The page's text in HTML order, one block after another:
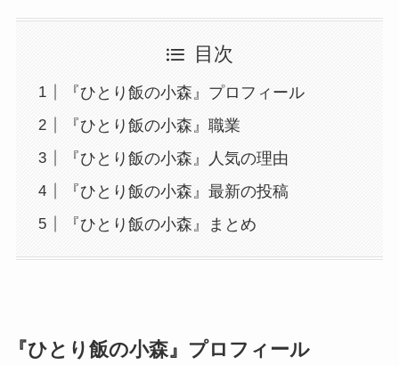
目次
『ひとり飯の小森』プロフィール
『ひとり飯の小森』職業
『ひとり飯の小森』人気の理由
『ひとり飯の小森』最新の投稿
『ひとり飯の小森』まとめ
『ひとり飯の小森』プロフィール